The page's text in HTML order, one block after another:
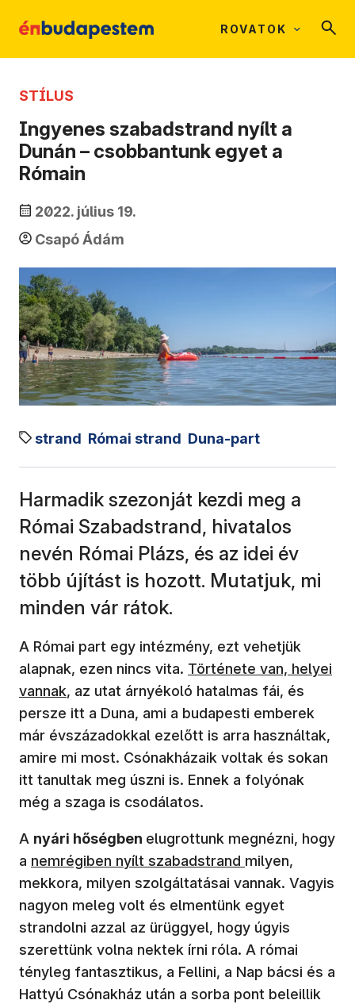
ROVATOK
STÍLUS
Ingyenes szabadstrand nyílt a
Dunán – csobbantunk egyet a
Rómain
2022. július 19.
Csapó Ádám
strand Római strand Duna-part
Harmadik szezonját kezdi meg a
Római Szabadstrand, hivatalos
nevén Római Plázs, és az idei év
több újítást is hozott. Mutatjuk, mi
minden vár rátok.
A Római part egy intézmény, ezt vehetjük
alapnak, ezen nincs vita. (új ablakban nyílik meg)
Története van, helyei
vannak, az utat árnyékoló hatalmas fái, és
persze itt a Duna, ami a budapesti emberek
már évszázadokkal ezelőtt is arra használtak,
amire mi most. Csónakházaik voltak és sokan
itt tanultak meg úszni is. Ennek a folyónak
még a szaga is csodálatos.
A nyári hőségben elugrottunk megnézni, hogy
a nemrégiben nyílt szabadstrand milyen,
mekkora, milyen szolgáltatásai vannak. Vagyis
nagyon meleg volt és elmentünk egyet
strandolni azzal az ürüggyel, hogy úgyis
szerettünk volna nektek írni róla. A római
tényleg fantasztikus, a Fellini, a Nap bácsi és a
Hattyú Csónakház után a sorba pont beleillik